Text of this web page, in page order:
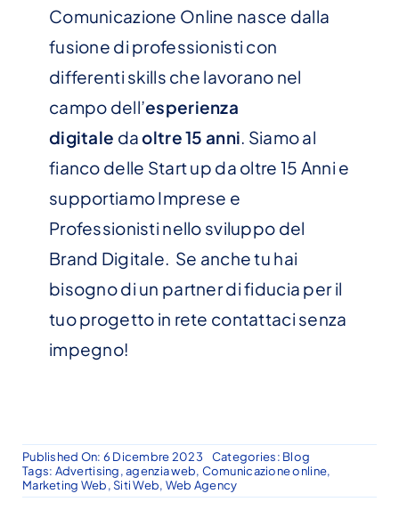
Comunicazione Online nasce dalla
fusione di professionisti con
differenti skills che lavorano nel
campo dell’esperienza
digitale daoltre 15 anni. Siamo al
fianco delle Start up da oltre 15 Anni e
supportiamo Imprese e
Professionisti nello sviluppo del
Brand Digitale. Se anche tu hai
bisogno di un partner di fiducia per il
tuo progetto in rete contattaci senza
impegno!
Published On: 6 Dicembre 2023 Categories: Blog
Tags: Advertising,agenzia web, Comunicazione online,
Marketing Web,Siti Web, Web Agency